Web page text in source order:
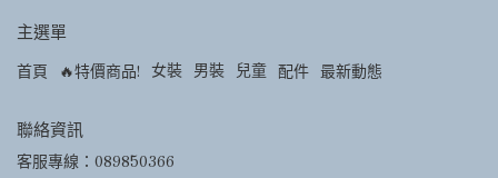
主選單
首頁 🔥特價商品! 女裝 男裝 兒童 配件 最新動態
聯絡資訊
客服專線：089850366